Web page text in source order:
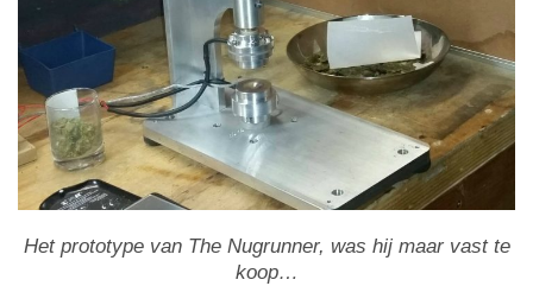
Het prototype van The Nugrunner, was hij maar vast te
koop…